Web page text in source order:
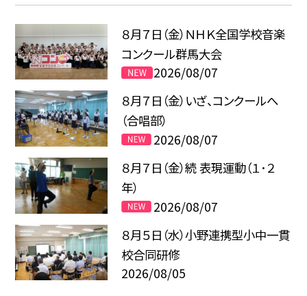
８月７日（金）ＮＨＫ全国学校音楽
コンクール群馬大会
2026/08/07
８月７日（金）いざ、コンクールへ
（合唱部）
2026/08/07
８月７日（金）続 表現運動（１･２
年）
2026/08/07
８月５日（水）小野連携型小中一貫
校合同研修
2026/08/05